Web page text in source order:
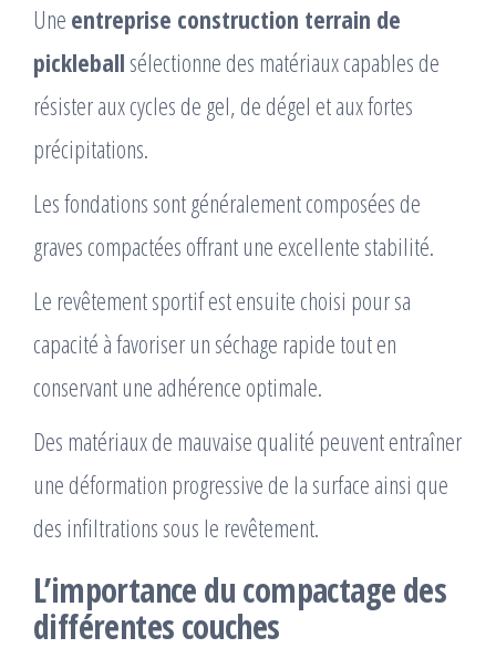
Une entreprise construction terrain de
pickleball sélectionne des matériaux capables de
résister aux cycles de gel, de dégel et aux fortes
précipitations.
Les fondations sont généralement composées de
graves compactées offrant une excellente stabilité.
Le revêtement sportif est ensuite choisi pour sa
capacité à favoriser un séchage rapide tout en
conservant une adhérence optimale.
Des matériaux de mauvaise qualité peuvent entraîner
une déformation progressive de la surface ainsi que
des infiltrations sous le revêtement.
L’importance du compactage des
différentes couches